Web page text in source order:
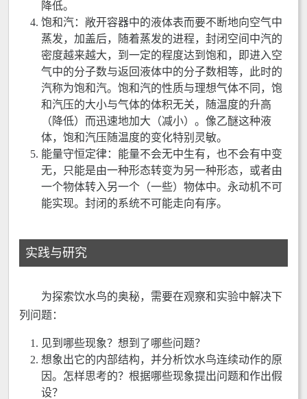
降低。
饱和汽：敞开容器中的液体表而要不断地向空气中
蒸发，加盖后，随着蒸发的进程，封闭空间中汽的
密度越来越大，到一定的程度达到饱和，即进入空
气中的分子数与返回液体中的分子数相等，此时的
汽称为饱和汽。饱和汽的性质与理想气体不同，饱
和汽压的大小与气体的体积无关，随温度的升高
（降低）而迅速地加大（减小）。像乙醚这种液
体，饱和汽压随温度的变化特别灵敏。
能量守恒定律：能量不会无中生有，也不会有中变
无，只能是由一种形态转变为另一种形态，或者由
一个物体转入另一个（一些）物体中。永动机不可
能实现。封闭的系统不可能走向有序。
实践与研究
为探索饮水鸟的奥秘，需要在观察和实验中解决下
列问题：
见到哪些现象？想到了哪些问题？
想象出它的内部结构，并分析饮水鸟连续动作的原
因。怎样思考的？根据哪些现象提出问题和作出假
设？